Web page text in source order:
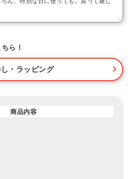
ら！
・ラッピング
商品内容